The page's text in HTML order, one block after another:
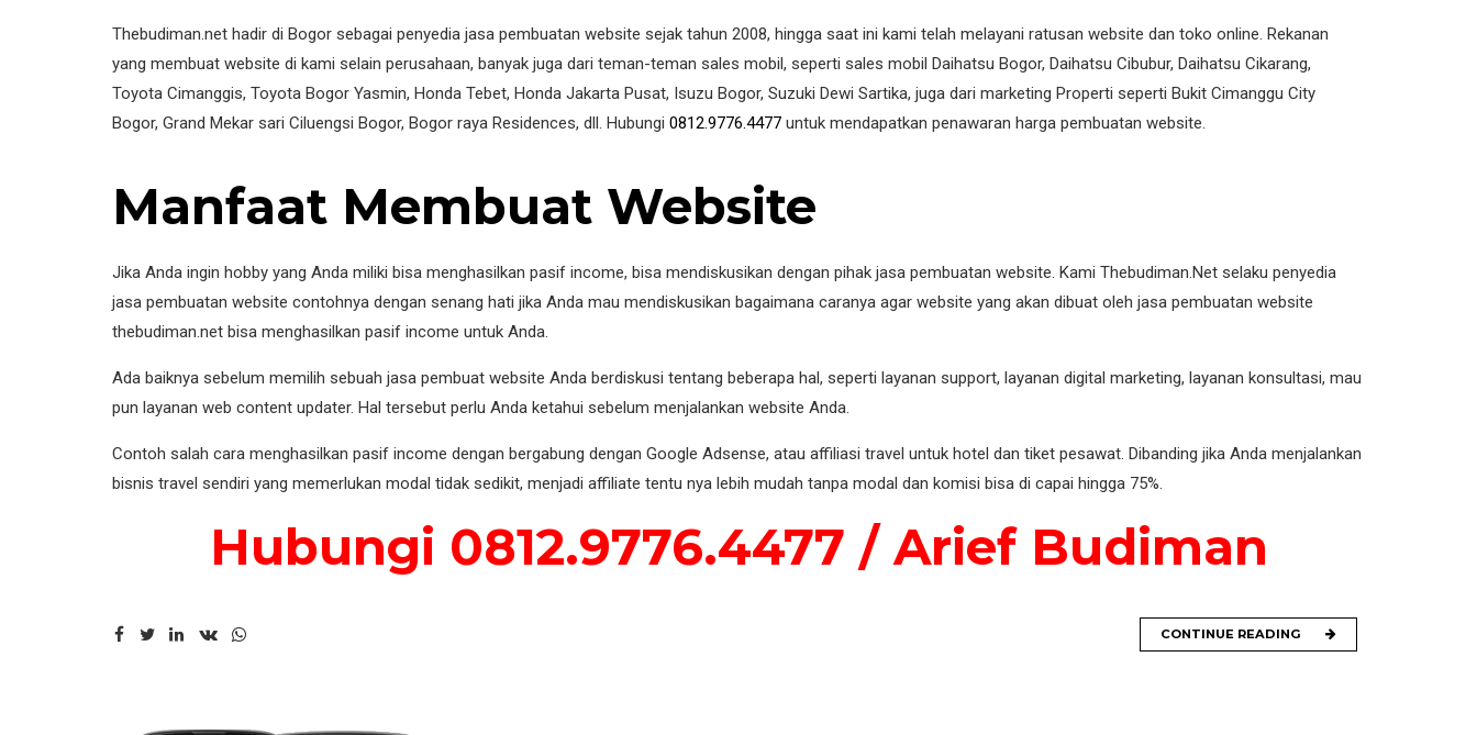
Thebudiman.net hadir di Bogor sebagai penyedia jasa pembuatan website sejak tahun 2008, hingga saat ini kami telah melayani ratusan website dan toko online. Rekanan
yang membuat website di kami selain perusahaan, banyak juga dari teman-teman sales mobil, seperti sales mobil Daihatsu Bogor, Daihatsu Cibubur, Daihatsu Cikarang,
Toyota Cimanggis, Toyota Bogor Yasmin, Honda Tebet, Honda Jakarta Pusat, Isuzu Bogor, Suzuki Dewi Sartika, juga dari marketing Properti seperti Bukit Cimanggu City
Bogor, Grand Mekar sari Ciluengsi Bogor, Bogor raya Residences, dll. Hubungi 0812.9776.4477 untuk mendapatkan penawaran harga pembuatan website.
Manfaat Membuat Website
Jika Anda ingin hobby yang Anda miliki bisa menghasilkan pasif income, bisa mendiskusikan dengan pihak jasa pembuatan website. Kami Thebudiman.Net selaku penyedia
jasa pembuatan website contohnya dengan senang hati jika Anda mau mendiskusikan bagaimana caranya agar website yang akan dibuat oleh jasa pembuatan website
thebudiman.net bisa menghasilkan pasif income untuk Anda.
Ada baiknya sebelum memilih sebuah jasa pembuat website Anda berdiskusi tentang beberapa hal, seperti layanan support, layanan digital marketing, layanan konsultasi, mau
pun layanan web content updater. Hal tersebut perlu Anda ketahui sebelum menjalankan website Anda.
Contoh salah cara menghasilkan pasif income dengan bergabung dengan Google Adsense, atau affiliasi travel untuk hotel dan tiket pesawat. Dibanding jika Anda menjalankan
bisnis travel sendiri yang memerlukan modal tidak sedikit, menjadi affiliate tentu nya lebih mudah tanpa modal dan komisi bisa di capai hingga 75%.
Hubungi 0812.9776.4477 / Arief Budiman
CONTINUE READING